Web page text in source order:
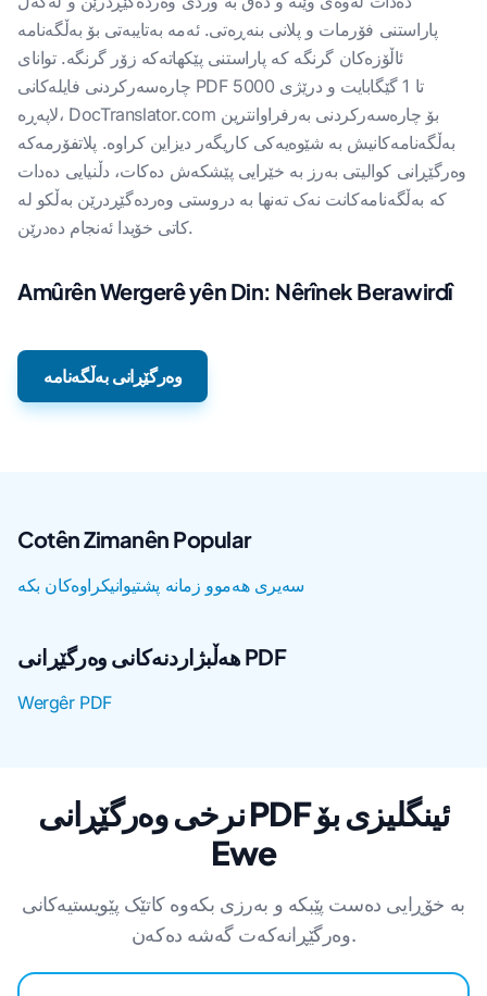
پاراستنی فۆرمات و پلانی بنەڕەتی. ئەمە بەتایبەتی بۆ بەڵگەنامە
ئاڵۆزەکان گرنگە کە پاراستنی پێکهاتەکە زۆر گرنگە. توانای
چارەسەرکردنی فایلەکانی PDF تا 1 گێگابایت و درێژی 5000
لاپەڕە، DocTranslator.com بۆ چارەسەرکردنی بەرفراوانترین
بەڵگەنامەکانیش بە شێوەیەکی کاریگەر دیزاین کراوە. پلاتفۆرمەکە
وەرگێڕانی کوالیتی بەرز بە خێرایی پێشکەش دەکات، دڵنیایی دەدات
کە بەڵگەنامەکانت نەک تەنها بە دروستی وەردەگێڕدرێن بەڵکو لە
کاتی خۆیدا ئەنجام دەدرێن.
Amûrên Wergerê yên Din: Nêrînek Berawirdî
وەرگێڕانی بەڵگەنامە
Cotên Zimanên Popular
سەیری هەموو زمانە پشتیوانیکراوەکان بکە
هەڵبژاردنەکانی وەرگێڕانی PDF
Wergêr PDF
نرخی وەرگێڕانی PDF ئینگلیزی بۆ
Ewe
بە خۆڕایی دەست پێبکە و بەرزی بکەوە کاتێک پێویستیەکانی
وەرگێڕانەکەت گەشە دەکەن.